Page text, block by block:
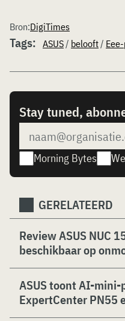
Bron:DigiTimes
Tags: ASUS/ belooft/
Stay tuned,
Morning Bytes
GERELATEERD
Review ASUS NUC
beschikbaar op
ASUS toont AI-mini-
ExpertCenter PN55